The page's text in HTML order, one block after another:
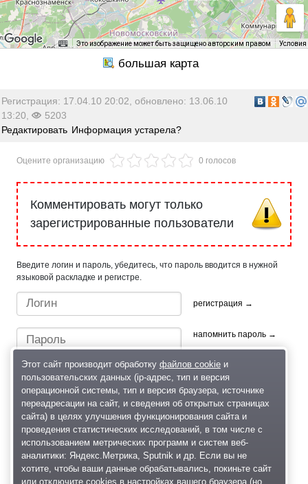
Это изображение может быть защищено авторским правом Условия
Регистрация: 17.04.10 20:02, обновлено: 13.06.10
13:20,
5203
Редактировать Информация устарела?
Оцените организацию 0 голосов
Комментировать могут только
зарегистрированные пользователи
Введите логин и пароль, убедитесь, что пароль вводится в нужной
языковой раскладке и регистре.
регистрация →
напомнить пароль →
Быстрый вход/регистрация, используя профиль в:
Этот сайт производит обработку файлов cookieи
пользовательских данных (ip-адрес, тип и версия
операционной системы, тип и версия браузера, источнике
переадресации на сайт, и сведения об открытых страницах
сайта) в целях улучшения функционирования сайта и
проведения статистических исследований, в том числе с
использованием метрических программ и систем веб-
аналитики: Яндекс.Метрика, Sputnik и др. Если вы не
хотите, чтобы ваши данные обрабатывались, покиньте сайт
или отключите cookies в настройках вашего браузера (но